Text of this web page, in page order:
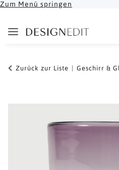
Zum Menü springen
Zurück zur Liste Geschirr &